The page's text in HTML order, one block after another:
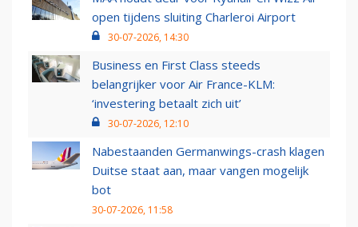
open tijdens sluiting Charleroi Airport
30-07-2026, 14:30
Business en First Class steeds
belangrijker voor Air France-KLM:
‘investering betaalt zich uit’
30-07-2026, 12:10
Nabestaanden Germanwings-crash klagen
Duitse staat aan, maar vangen mogelijk
bot
30-07-2026, 11:58